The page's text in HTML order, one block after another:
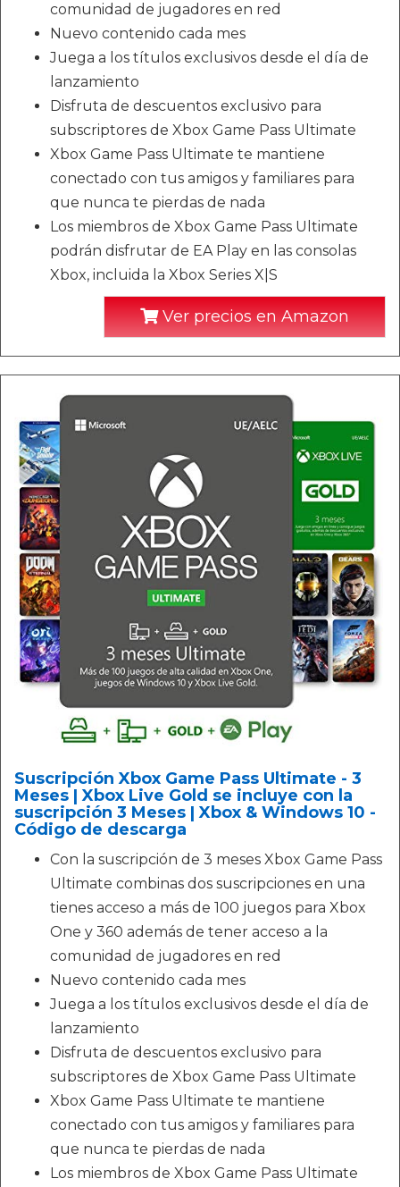
comunidad de jugadores en red
Nuevo contenido cada mes
Juega a los títulos exclusivos desde el día de
lanzamiento
Disfruta de descuentos exclusivo para
subscriptores de Xbox Game Pass Ultimate
Xbox Game Pass Ultimate te mantiene
conectado con tus amigos y familiares para
que nunca te pierdas de nada
Los miembros de Xbox Game Pass Ultimate
podrán disfrutar de EA Play en las consolas
Xbox, incluida la Xbox Series X|S
Ver precios en Amazon
Suscripción Xbox Game Pass Ultimate - 3
Meses | Xbox Live Gold se incluye con la
suscripción 3 Meses | Xbox & Windows 10 -
Código de descarga
Con la suscripción de 3 meses Xbox Game Pass
Ultimate combinas dos suscripciones en una
tienes acceso a más de 100 juegos para Xbox
One y 360 además de tener acceso a la
comunidad de jugadores en red
Nuevo contenido cada mes
Juega a los títulos exclusivos desde el día de
lanzamiento
Disfruta de descuentos exclusivo para
subscriptores de Xbox Game Pass Ultimate
Xbox Game Pass Ultimate te mantiene
conectado con tus amigos y familiares para
que nunca te pierdas de nada
Los miembros de Xbox Game Pass Ultimate